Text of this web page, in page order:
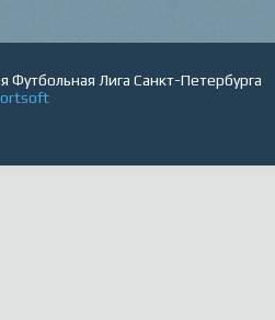
Футбольная Лига Санкт-Петербурга